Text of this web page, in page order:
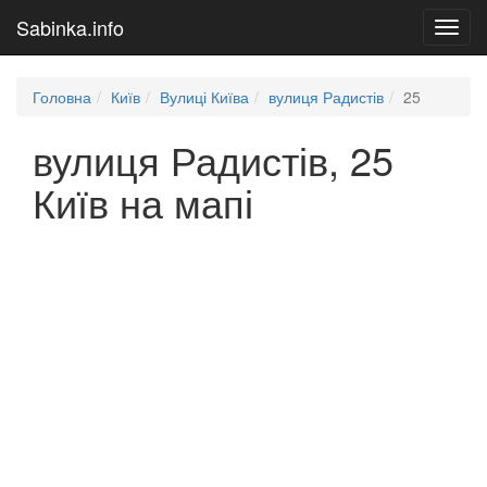
Sabinka.info
Головна Київ Вулиці Київа вулиця Радистів 25
вулиця Радистів, 25
Київ на мапі